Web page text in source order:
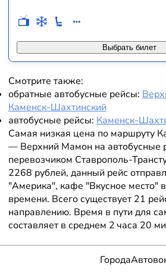
Выбрать билет
Смотрите также:
обратные автобусные рейсы:
Каменск-Шахтинский
автобусные рейсы: Каменск-
Самая низкая цена по маршруту
— Верхний Мамон на автобусные
перевозчиком Ставрополь-
2268 рублей, данный рейс
"Америка", кафе "Вкусное место"
времени. Всего существует 21
направлению. Время в пути для
составляет в среднем 2 часа 20
Города